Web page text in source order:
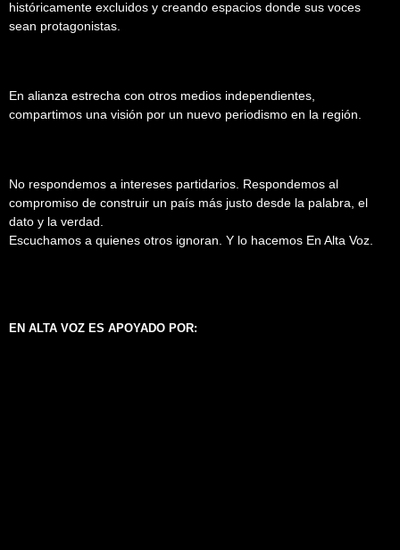
históricamente excluidos y creando espacios donde sus voces
sean protagonistas.
En alianza estrecha con otros medios independientes,
compartimos una visión por un nuevo periodismo en la región.
No respondemos a intereses partidarios. Respondemos al
compromiso de construir un país más justo desde la palabra, el
dato y la verdad.
Escuchamos a quienes otros ignoran. Y lo hacemos En Alta Voz.
EN ALTA VOZ ES APOYADO POR: